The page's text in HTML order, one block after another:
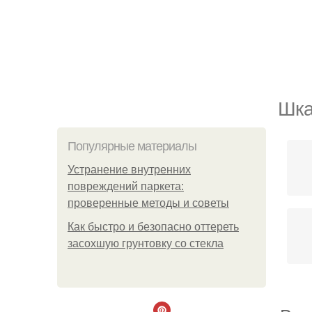
Популярные материалы
Устранение внутренних
повреждений паркета:
проверенные методы и советы
Как быстро и безопасно оттереть
засохшую грунтовку со стекла